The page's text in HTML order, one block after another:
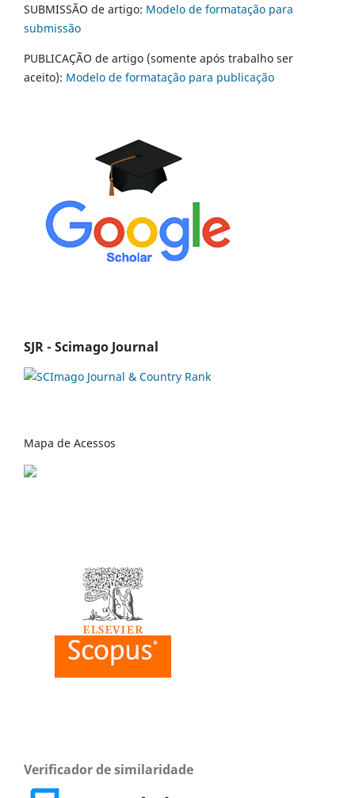
SUBMISSÃO de artigo: Modelo de formatação para
submissão
PUBLICAÇÃO de artigo (somente após trabalho ser
aceito): Modelo de formatação para publicação
SJR - Scimago Journal
Mapa de Acessos
Verificador de similaridade